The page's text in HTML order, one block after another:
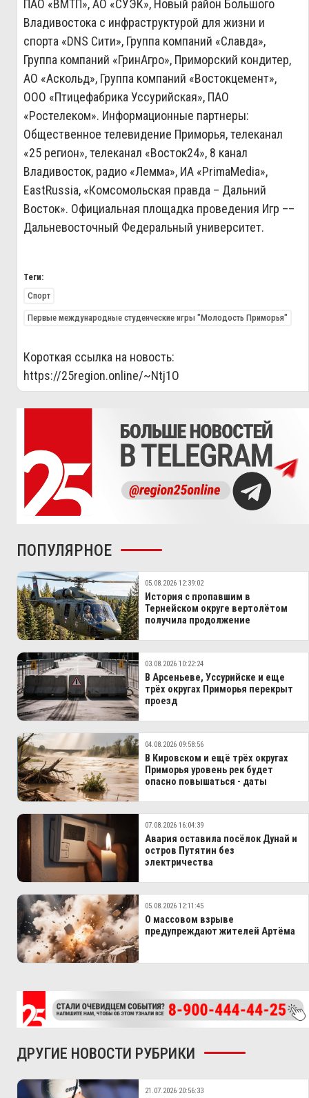
ПАО «ВМТП», АО «СУЭК», Новый район Большого
Владивостока с инфраструктурой для жизни и
спорта «DNS Сити», Группа компаний «Славда»,
Группа компаний «ГринАгро», Приморский кондитер,
АО «Аскольд», Группа компаний «Востокцемент»,
ООО «Птицефабрика Уссурийская», ПАО
«Ростелеком». Информационные партнеры:
Общественное телевидение Приморья, телеканал
«25 регион», телеканал «Восток24», 8 канал
Владивосток, радио «Лемма», ИА «PrimaMedia»,
EastRussia, «Комсомольская правда – Дальний
Восток». Официальная площадка проведения Игр ––
Дальневосточный Федеральный университет.
Теги:
Спорт
Первые международные студенческие игры "Молодость Приморья"
Короткая ссылка на новость:
https://25region.online/~Ntj1O
ПОПУЛЯРНОЕ
05.08.2026 12:39:02
История с пропавшим в
Тернейском округе вертолётом
получила продолжение
03.08.2026 10:22:24
В Арсеньеве, Уссурийске и еще
трёх округах Приморья перекрыт
проезд
04.08.2026 09:58:56
В Кировском и ещё трёх округах
Приморья уровень рек будет
опасно повышаться - даты
07.08.2026 16:04:39
Авария оставила посёлок Дунай и
остров Путятин без
электричества
05.08.2026 12:11:45
О массовом взрыве
предупреждают жителей Артёма
ДРУГИЕ НОВОСТИ РУБРИКИ
21.07.2026 20:56:33